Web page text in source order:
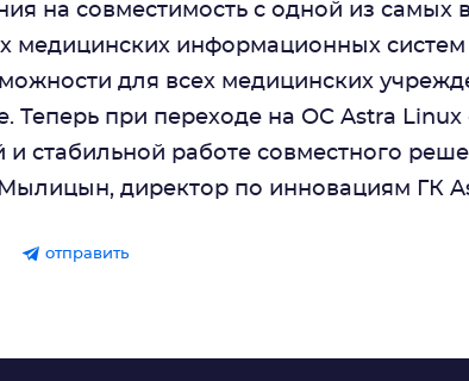
на совместимость с одной из самых
медицинских информационных систем
для всех медицинских
Теперь при переходе на ОС Astra Linux
стабильной работе совместного
директор по инновациям ГК
отправить